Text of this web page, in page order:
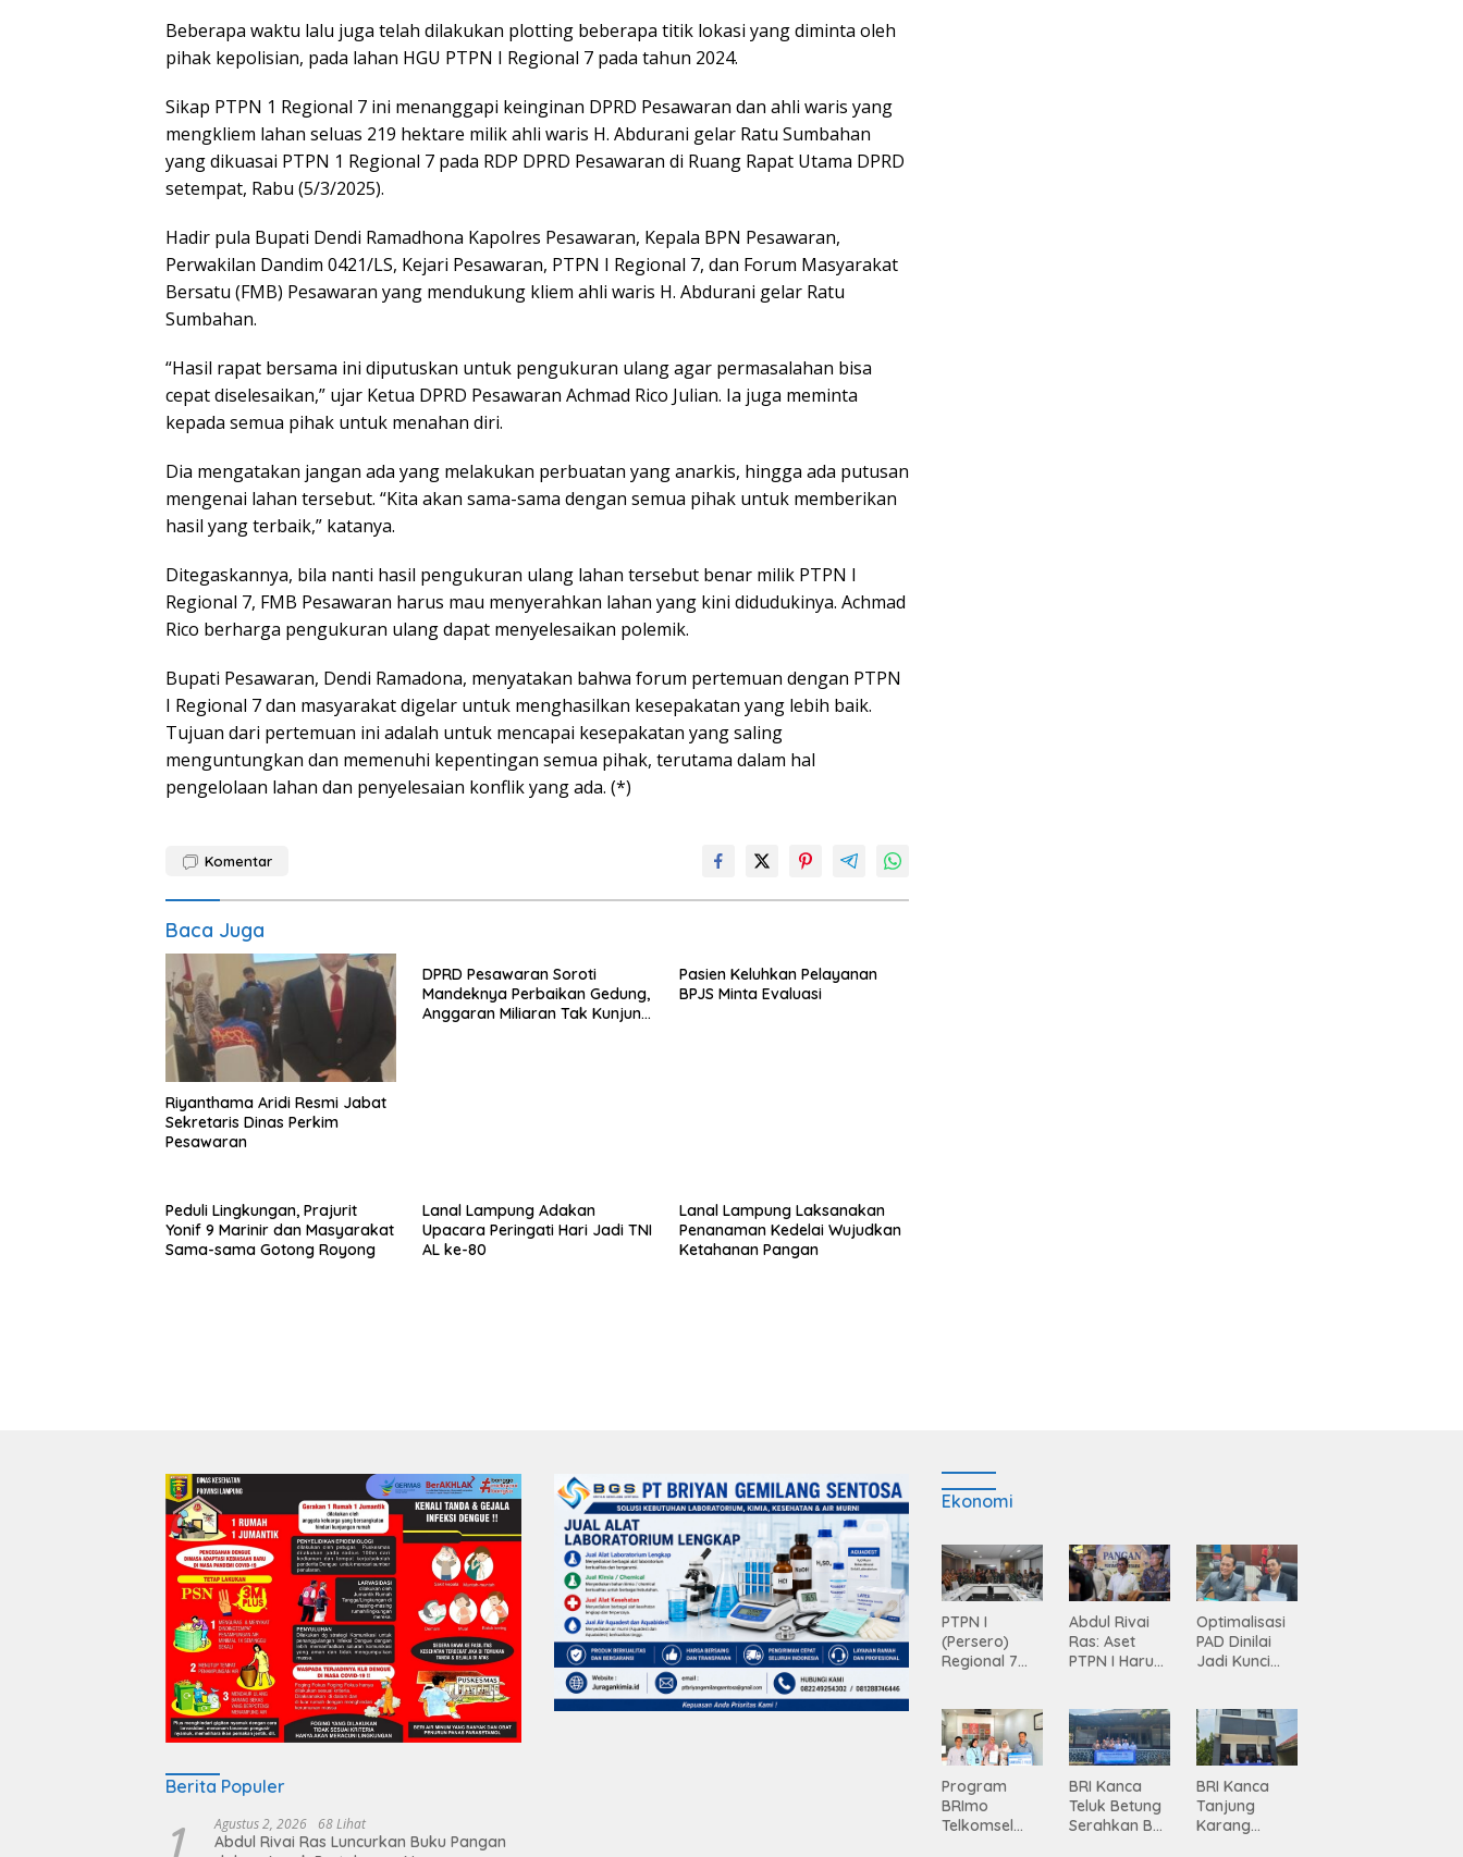
Beberapa waktu lalu juga telah dilakukan plotting beberapa titik lokasi yang diminta oleh
pihak kepolisian, pada lahan HGU PTPN I Regional 7 pada tahun 2024.
Sikap PTPN 1 Regional 7 ini menanggapi keinginan DPRD Pesawaran dan ahli waris yang
mengkliem lahan seluas 219 hektare milik ahli waris H. Abdurani gelar Ratu Sumbahan
yang dikuasai PTPN 1 Regional 7 pada RDP DPRD Pesawaran di Ruang Rapat Utama DPRD
setempat, Rabu (5/3/2025).
Hadir pula Bupati Dendi Ramadhona Kapolres Pesawaran, Kepala BPN Pesawaran,
Perwakilan Dandim 0421/LS, Kejari Pesawaran, PTPN I Regional 7, dan Forum Masyarakat
Bersatu (FMB) Pesawaran yang mendukung kliem ahli waris H. Abdurani gelar Ratu
Sumbahan.
“Hasil rapat bersama ini diputuskan untuk pengukuran ulang agar permasalahan bisa
cepat diselesaikan,” ujar Ketua DPRD Pesawaran Achmad Rico Julian. Ia juga meminta
kepada semua pihak untuk menahan diri.
Dia mengatakan jangan ada yang melakukan perbuatan yang anarkis, hingga ada putusan
mengenai lahan tersebut. “Kita akan sama-sama dengan semua pihak untuk memberikan
hasil yang terbaik,” katanya.
Ditegaskannya, bila nanti hasil pengukuran ulang lahan tersebut benar milik PTPN I
Regional 7, FMB Pesawaran harus mau menyerahkan lahan yang kini didudukinya. Achmad
Rico berharga pengukuran ulang dapat menyelesaikan polemik.
Bupati Pesawaran, Dendi Ramadona, menyatakan bahwa forum pertemuan dengan PTPN
I Regional 7 dan masyarakat digelar untuk menghasilkan kesepakatan yang lebih baik.
Tujuan dari pertemuan ini adalah untuk mencapai kesepakatan yang saling
menguntungkan dan memenuhi kepentingan semua pihak, terutama dalam hal
pengelolaan lahan dan penyelesaian konflik yang ada. (*)
Komentar
Baca Juga
Riyanthama Aridi Resmi Jabat
Sekretaris Dinas Perkim
Pesawaran
DPRD Pesawaran Soroti
Mandeknya Perbaikan Gedung,
Anggaran Miliaran Tak Kunjung
Pasien Keluhkan Pelayanan
BPJS Minta Evaluasi
Peduli Lingkungan, Prajurit
Yonif 9 Marinir dan Masyarakat
Sama-sama Gotong Royong
Lanal Lampung Adakan
Upacara Peringati Hari Jadi TNI
AL ke-80
Lanal Lampung Laksanakan
Penanaman Kedelai Wujudkan
Ketahanan Pangan
Berita Populer
1 Agustus 2, 2026 68 Lihat
Abdul Rivai Ras Luncurkan Buku Pangan
Ekonomi
PTPN I
(Persero)
Regional 7
Pengamanan
Aset dari
Holding
Abdul Rivai
Ras: Aset
PTPN I Harus
Optimalisasi
PAD Dinilai
Jadi Kunci
n
Infrastruktur
Lampung
Program
BRImo
Telkomsel
BRI Kanca
Teluk Betung
Serahkan BRI
BRI Kanca
Tanjung
Karang